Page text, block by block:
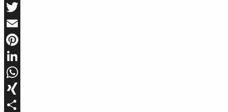
Facebook
Twitter
Email
Pinterest
LinkedIn
WhatsApp
XING